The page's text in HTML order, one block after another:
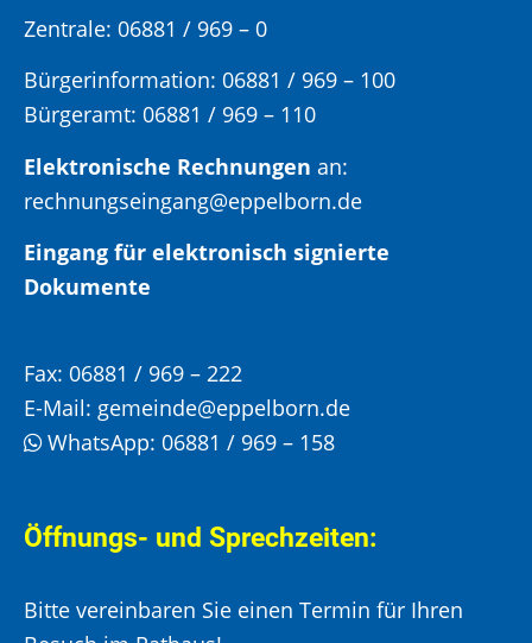
Zentrale: 06881 / 969 – 0
Bürgerinformation: 06881 / 969 – 100
Bürgeramt: 06881 / 969 – 110
Elektronische Rechnungen an:
rechnungseingang@eppelborn.de
Eingang für elektronisch signierte
Dokumente
Fax: 06881 / 969 – 222
E-Mail: gemeinde@eppelborn.de
WhatsApp: 06881 / 969 – 158
Öffnungs- und Sprechzeiten:
Bitte vereinbaren Sie einen Termin für Ihren